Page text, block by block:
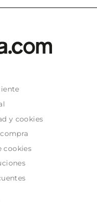
y cookies
cookies